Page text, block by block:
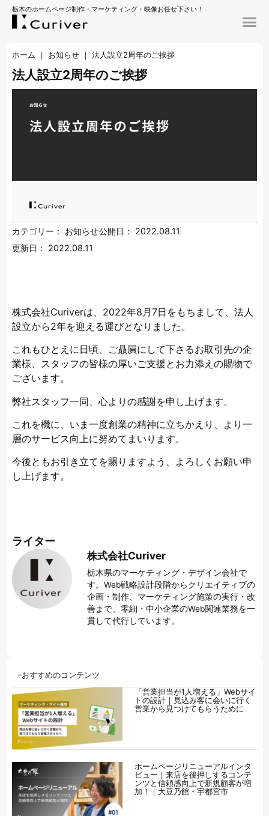
栃木のホームページ制作・マーケティング・映像お任せ下さい！
ホーム ｜ お知らせ ｜ 法人設立2周年のご挨拶
法人設立2周年のご挨拶
カテゴリー： お知らせ公開日：
2022.08.11
更新日：
2022.08.11
株式会社Curiverは、2022年8月7日をもちまして、法人
設立から2年を迎える運びとなりました。
これもひとえに日頃、ご贔屓にして下さるお取引先の企
業様、スタッフの皆様の厚いご支援とお力添えの賜物で
ございます。
弊社スタッフ一同、心よりの感謝を申し上げます。
これを機に、いま一度創業の精神に立ちかえり、より一
層のサービス向上に努めてまいります。
今後ともお引き立てを賜りますよう、よろしくお願い申
し上げます。
ライター
株式会社Curiver
栃木県のマーケティング・デザイン会社で
す。Web戦略設計段階からクリエイティブの
企画・制作、マーケティング施策の実行・改
善まで、零細・中小企業のWeb関連業務を一
貫して代行しています。
おすすめのコンテンツ
「営業担当が1人増える」Webサイ
トの設計｜見込み客に会いに行く
営業から見つけてもらうために
ホームページリニューアルインタ
ビュー｜来店を後押しするコンテ
ンツと信頼感向上で新規顧客が増
加！｜大豆乃館・宇都宮市